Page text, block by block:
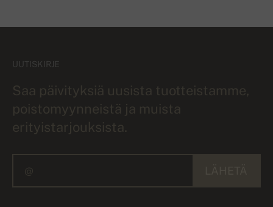
UUTISKIRJE
Saa päivityksiä uusista tuotteistamme,
poistomyynneistä ja muista
erityistarjouksista.